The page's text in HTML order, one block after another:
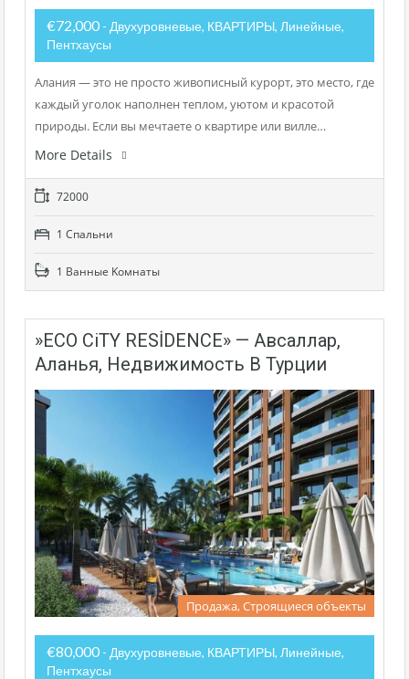
€72,000 - Двухуровневые, КВАРТИРЫ, Линейные,
Пентхаусы
Алания — это не просто живописный курорт, это место, где
каждый уголок наполнен теплом, уютом и красотой
природы. Если вы мечтаете о квартире или вилле…
More Details
72000
1 Cпальни
1 Bанные Kомнаты
»ECO CiTY RESİDENCE» — Авсаллар,
Аланья, Недвижимость В Турции
Продажа, Строящиеся объекты
€80,000 - Двухуровневые, КВАРТИРЫ, Линейные,
Пентхаусы